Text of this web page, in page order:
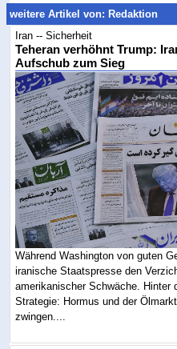
weitere Artikel von: Redaktion
Iran -- Sicherheit
Teheran verhöhnt Trump:
Aufschub zum Sieg
Während Washington von guten
iranische Staatspresse den
amerikanischer Schwäche. Hinter
Strategie: Hormus und der
zwingen....